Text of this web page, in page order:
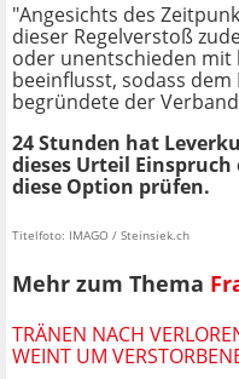
"Angesichts des
dieser Regelverstoß
oder unentschieden
beeinflusst, sodass
begründete der
24 Stunden hat
dieses Urteil
diese Option prüfen.
Titelfoto: IMAGO / Steinsiek.ch
Mehr zum Thema
TRÄNEN NACH
WEINT UM